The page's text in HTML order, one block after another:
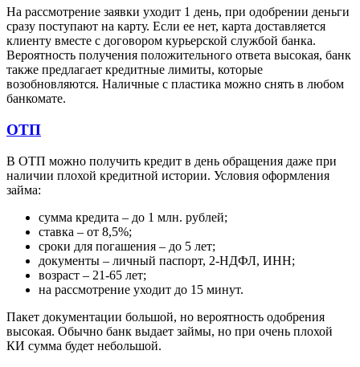
На рассмотрение заявки уходит 1 день, при одобрении деньги
сразу поступают на карту. Если ее нет, карта доставляется
клиенту вместе с договором курьерской службой банка.
Вероятность получения положительного ответа высокая, банк
также предлагает кредитные лимиты, которые
возобновляются. Наличные с пластика можно снять в любом
банкомате.
ОТП
В ОТП можно получить кредит в день обращения даже при
наличии плохой кредитной истории. Условия оформления
займа:
сумма кредита – до 1 млн. рублей;
ставка – от 8,5%;
сроки для погашения – до 5 лет;
документы – личный паспорт, 2-НДФЛ, ИНН;
возраст – 21-65 лет;
на рассмотрение уходит до 15 минут.
Пакет документации большой, но вероятность одобрения
высокая. Обычно банк выдает займы, но при очень плохой
КИ сумма будет небольшой.